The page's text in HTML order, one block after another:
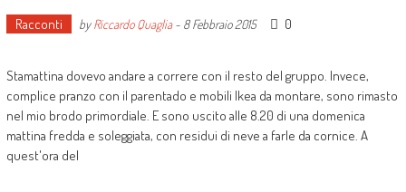
Racconti byRiccardo Quaglia- 8 Febbraio 2015 0
Stamattina dovevo andare a correre con il resto del gruppo. Invece,
complice pranzo con il parentado e mobili Ikea da montare, sono rimasto
nel mio brodo primordiale. E sono uscito alle 8.20 di una domenica
mattina fredda e soleggiata, con residui di neve a farle da cornice. A
quest'ora del